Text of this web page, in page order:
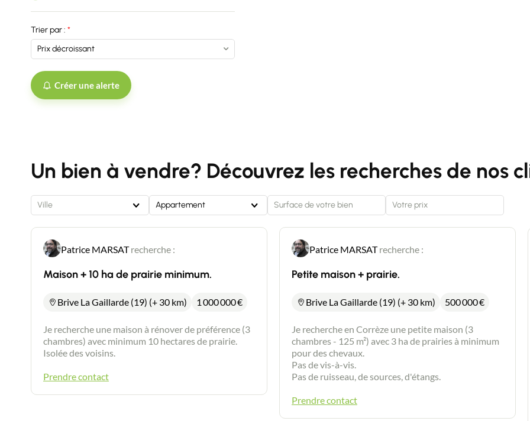
Trier par :
Créer une alerte
Un bien à vendre? Découvrez les recherches de nos
Ville Appartement
Patrice MARSATrecherche :
Maison + 10 ha de prairie minimum.
Brive La Gaillarde (19) (+ 30 km) 1 000 000€
Je recherche une maison à rénover de préférence (3
chambres) avec minimum 10 hectares de prairie.
Isolée des voisins.
Prendre contact
Patrice MARSATrecherche :
Petite maison + prairie.
Brive La Gaillarde (19) (+ 30 km) 500 000€
Je recherche en Corrèze une petite maison (3
chambres - 125 m²) avec 3 ha de prairies à minimum
pour des chevaux.
Pas de vis-à-vis.
Pas de ruisseau, de sources, d'étangs.
Prendre contact